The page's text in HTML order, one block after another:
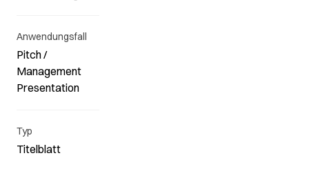
Anwendungsfall
Pitch /
Management
Presentation
Typ
Titelblatt